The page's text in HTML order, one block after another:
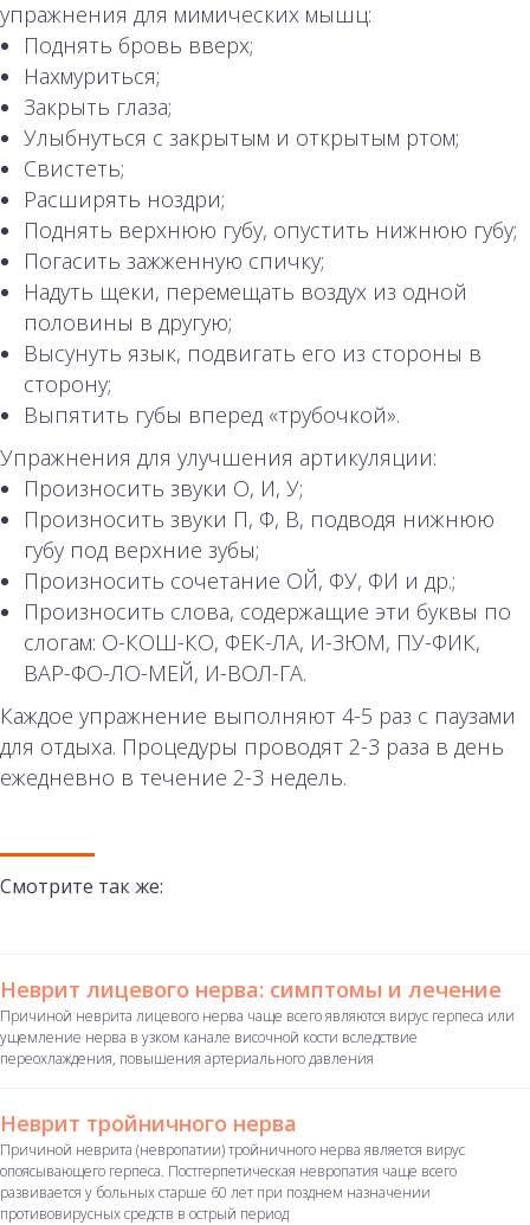
упражнения для мимических мышц:
Поднять бровь вверх;
Нахмуриться;
Закрыть глаза;
Улыбнуться с закрытым и открытым ртом;
Свистеть;
Расширять ноздри;
Поднять верхнюю губу, опустить нижнюю губу;
Погасить зажженную спичку;
Надуть щеки, перемещать воздух из одной
половины в другую;
Высунуть язык, подвигать его из стороны в
сторону;
Выпятить губы вперед «трубочкой».
Упражнения для улучшения артикуляции:
Произносить звуки О, И, У;
Произносить звуки П, Ф, В, подводя нижнюю
губу под верхние зубы;
Произносить сочетание ОЙ, ФУ, ФИ и др.;
Произносить слова, содержащие эти буквы по
слогам: О-КОШ-КО, ФЕК-ЛА, И-ЗЮМ, ПУ-ФИК,
ВАР-ФО-ЛО-МЕЙ, И-ВОЛ-ГА.
Каждое упражнение выполняют 4-5 раз с паузами
для отдыха. Процедуры проводят 2-3 раза в день
ежедневно в течение 2-3 недель.
Смотрите так же:
Неврит лицевого нерва: симптомы и лечение
Причиной неврита лицевого нерва чаще всего являются вирус герпеса или
ущемление нерва в узком канале височной кости вследствие
переохлаждения, повышения артериального давления
Неврит тройничного нерва
Причиной неврита (невропатии) тройничного нерва является вирус
опоясывающего герпеса. Постгерпетическая невропатия чаще всего
развивается у больных старше 60 лет при позднем назначении
противовирусных средств в острый период